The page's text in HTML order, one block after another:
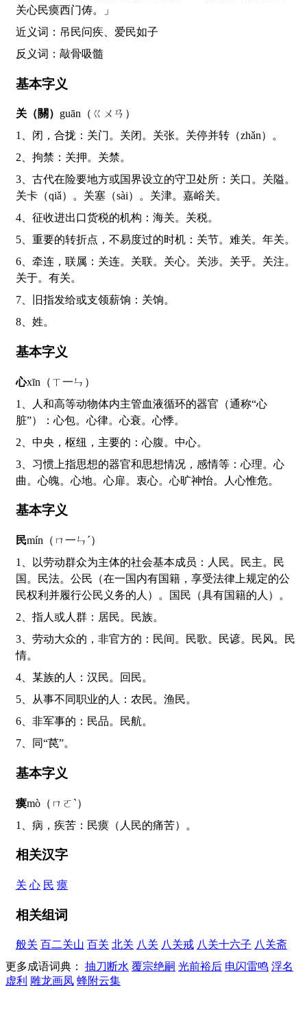
关心民瘼西门俦。」
近义词：吊民问疾、爱民如子
反义词：敲骨吸髓
基本字义
关（關） guān（ㄍㄨㄢ）
1、闭，合拢：关门。关闭。关张。关停并转（zhǎn）。
2、拘禁：关押。关禁。
3、古代在险要地方或国界设立的守卫处所：关口。关隘。
关卡（qiǎ）。关塞（sài）。关津。嘉峪关。
4、征收进出口货税的机构：海关。关税。
5、重要的转折点，不易度过的时机：关节。难关。年关。
6、牵连，联属：关连。关联。关心。关涉。关乎。关注。
关于。有关。
7、旧指发给或支领薪饷：关饷。
8、姓。
基本字义
心xīn（ㄒ一ㄣ）
1、人和高等动物体内主管血液循环的器官（通称“心
脏”）：心包。心律。心衰。心悸。
2、中央，枢纽，主要的：心腹。中心。
3、习惯上指思想的器官和思想情况，感情等：心理。心
曲。心魄。心地。心扉。衷心。心旷神怡。人心惟危。
基本字义
民mín（ㄇ一ㄣˊ）
1、以劳动群众为主体的社会基本成员：人民。民主。民
国。民法。公民（在一国内有国籍，享受法律上规定的公
民权利并履行公民义务的人）。国民（具有国籍的人）。
2、指人或人群：居民。民族。
3、劳动大众的，非官方的：民间。民歌。民谚。民风。民
情。
4、某族的人：汉民。回民。
5、从事不同职业的人：农民。渔民。
6、非军事的：民品。民航。
7、同“苠”。
基本字义
瘼mò（ㄇㄛˋ）
1、病，疾苦：民瘼（人民的痛苦）。
相关汉字
关 心 民 瘼
相关组词
般关 百二关山 百关 北关 八关 八关戒 八关十六子 八关斋
更多成语词典： 抽刀断水 覆宗绝嗣 光前裕后 电闪雷鸣 浮名
虚利 雕龙画凤 蜂附云集